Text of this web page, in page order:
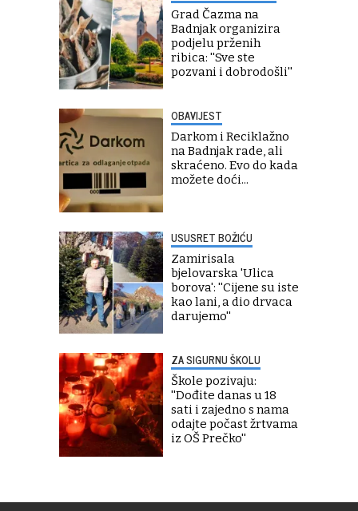
Grad Čazma na
Badnjak organizira
podjelu prženih
ribica: ''Sve ste
pozvani i dobrodošli''
OBAVIJEST
Darkom i Reciklažno
na Badnjak rade, ali
skraćeno. Evo do kada
možete doći...
USUSRET BOŽIĆU
Zamirisala
bjelovarska 'Ulica
borova': ''Cijene su iste
kao lani, a dio drvaca
darujemo''
ZA SIGURNU ŠKOLU
Škole pozivaju:
''Dođite danas u 18
sati i zajedno s nama
odajte počast žrtvama
iz OŠ Prečko''